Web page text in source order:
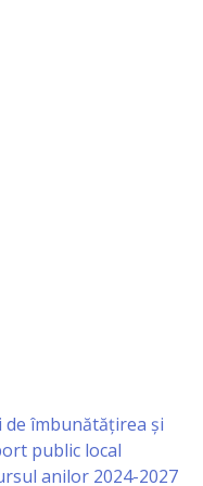
îmbunătățirea și
public local
anilor 2024-2027